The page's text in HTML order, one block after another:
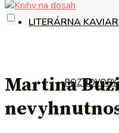
LITERÁRNA
ROZHOVORY
Martina